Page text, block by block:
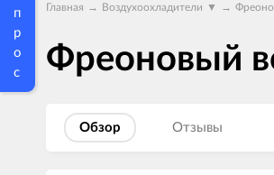
п
р
о
с
Главная → Воздухоохладители ▼ →
Фреоновый
Обзор Отзывы